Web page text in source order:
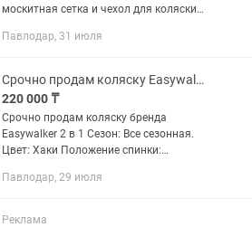
москитная сетка и чехол для коляски
Ткань коляски обладает
Павлодар, 31 июля
Срочно продам коляску Easywalker 2 в 1
220 000 ₸
Срочно продам коляску бренда
Easywalker 2 в 1 Сезон: Все сезонная.
Цвет: Хаки Положение спинки:
Глубина люльки: 18 см Длина люльки:
Павлодар, 29 июля
Реклама